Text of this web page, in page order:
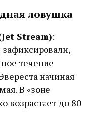
ловушка
Stream):
течение
начиная
В «зоне
возрастает до 80